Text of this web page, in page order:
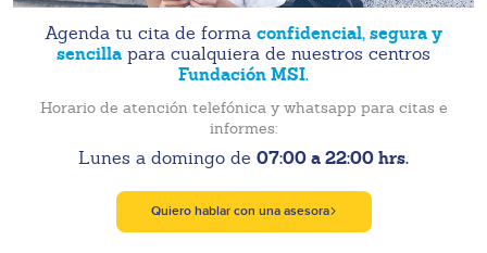
Agenda tu cita de forma confidencial, segura y
sencilla para cualquiera de nuestros centros
Fundación MSI.
Horario de atención telefónica y whatsapp para citas e
informes:
Lunes a domingo de 07:00 a 22:00 hrs.
Quiero hablar con una asesora